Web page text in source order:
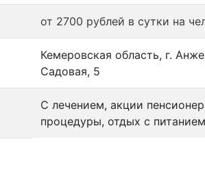
от 2700 рублей в сутки на
Кемеровская область, г.
Садовая, 5
С лечением, акции
процедуры, отдых с